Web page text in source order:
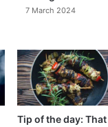
7 March 2024
Tip of the day: That